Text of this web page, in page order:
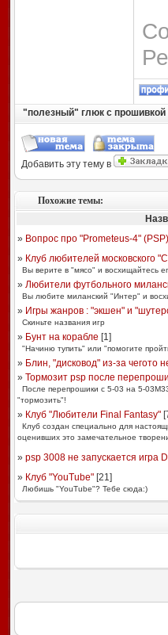
"полезный" глюк с прошивкой
Добавить эту тему в
Похожие темы:
» Вопрос про "Prometeus-4"
» Клуб любителей московского
Вы верите в "мясо" и восхищайтесь
» Любители футбольного
Вы любите миланский "Интер" и
» Игры жанров : "экшен" и
Скиньте названия игр
» Бунт на корабле [1]
"Начиню тупить" или "помогите
» Блин, "дисковод" из-за чегото
» Тормозит psp после
После перепрошики с 5-03 на 5-
"тормозить"!
» Клуб "Любители Final Fantasy"[
Клуб создан специально для
оценивших это замечательное
» psp 3008 не запускается игра
» Клуб "YouTube"[21]
Любишь "YouTube"? Тебе сюда:)